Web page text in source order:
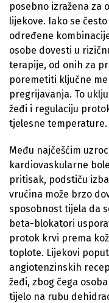
posebno izražena za
lijekove. Iako se
određene
osobe dovesti u
terapije, od onih za
poremetiti ključne
pregrijavanja. To
žeđi i regulaciju
tjelesne temperature.
Među najčešćim
kardiovaskularne
pritisak, podstiču
vrućina može brzo
sposobnost tijela da
beta-blokatori
protok krvi prema
toplote. Lijekovi
angiotenzinskih
žeđi, zbog čega
tijelo na rubu